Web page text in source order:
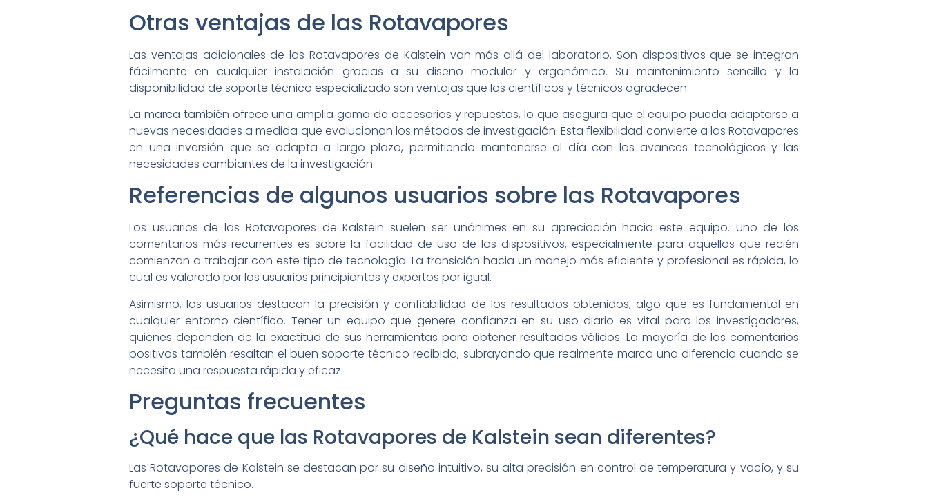
Otras ventajas de las Rotavapores
Las ventajas adicionales de las Rotavapores de Kalstein van más allá del laboratorio. Son dispositivos que se integran
fácilmente en cualquier instalación gracias a su diseño modular y ergonómico. Su mantenimiento sencillo y la
disponibilidad de soporte técnico especializado son ventajas que los científicos y técnicos agradecen.
La marca también ofrece una amplia gama de accesorios y repuestos, lo que asegura que el equipo pueda adaptarse a
nuevas necesidades a medida que evolucionan los métodos de investigación. Esta flexibilidad convierte a las Rotavapores
en una inversión que se adapta a largo plazo, permitiendo mantenerse al día con los avances tecnológicos y las
necesidades cambiantes de la investigación.
Referencias de algunos usuarios sobre las Rotavapores
Los usuarios de las Rotavapores de Kalstein suelen ser unánimes en su apreciación hacia este equipo. Uno de los
comentarios más recurrentes es sobre la facilidad de uso de los dispositivos, especialmente para aquellos que recién
comienzan a trabajar con este tipo de tecnología. La transición hacia un manejo más eficiente y profesional es rápida, lo
cual es valorado por los usuarios principiantes y expertos por igual.
Asimismo, los usuarios destacan la precisión y confiabilidad de los resultados obtenidos, algo que es fundamental en
cualquier entorno científico. Tener un equipo que genere confianza en su uso diario es vital para los investigadores,
quienes dependen de la exactitud de sus herramientas para obtener resultados válidos. La mayoría de los comentarios
positivos también resaltan el buen soporte técnico recibido, subrayando que realmente marca una diferencia cuando se
necesita una respuesta rápida y eficaz.
Preguntas frecuentes
¿Qué hace que las Rotavapores de Kalstein sean diferentes?
Las Rotavapores de Kalstein se destacan por su diseño intuitivo, su alta precisión en control de temperatura y vacío, y su
fuerte soporte técnico.